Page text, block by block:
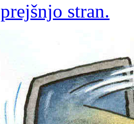
prejšnjo stran.